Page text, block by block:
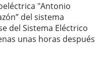
"Antonio
del sistema
del Sistema Eléctrico
unas horas después